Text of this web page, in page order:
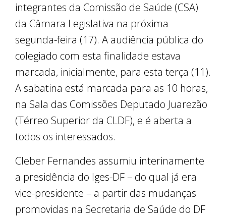
integrantes da Comissão de Saúde (CSA)
da Câmara Legislativa na próxima
segunda-feira (17). A audiência pública do
colegiado com esta finalidade estava
marcada, inicialmente, para esta terça (11).
A sabatina está marcada para as 10 horas,
na Sala das Comissões Deputado Juarezão
(Térreo Superior da CLDF), e é aberta a
todos os interessados.
Cleber Fernandes assumiu interinamente
a presidência do Iges-DF – do qual já era
vice-presidente – a partir das mudanças
promovidas na Secretaria de Saúde do DF